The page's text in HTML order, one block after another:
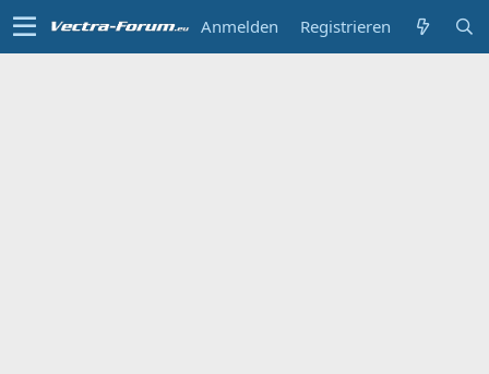
Anmelden Registrieren